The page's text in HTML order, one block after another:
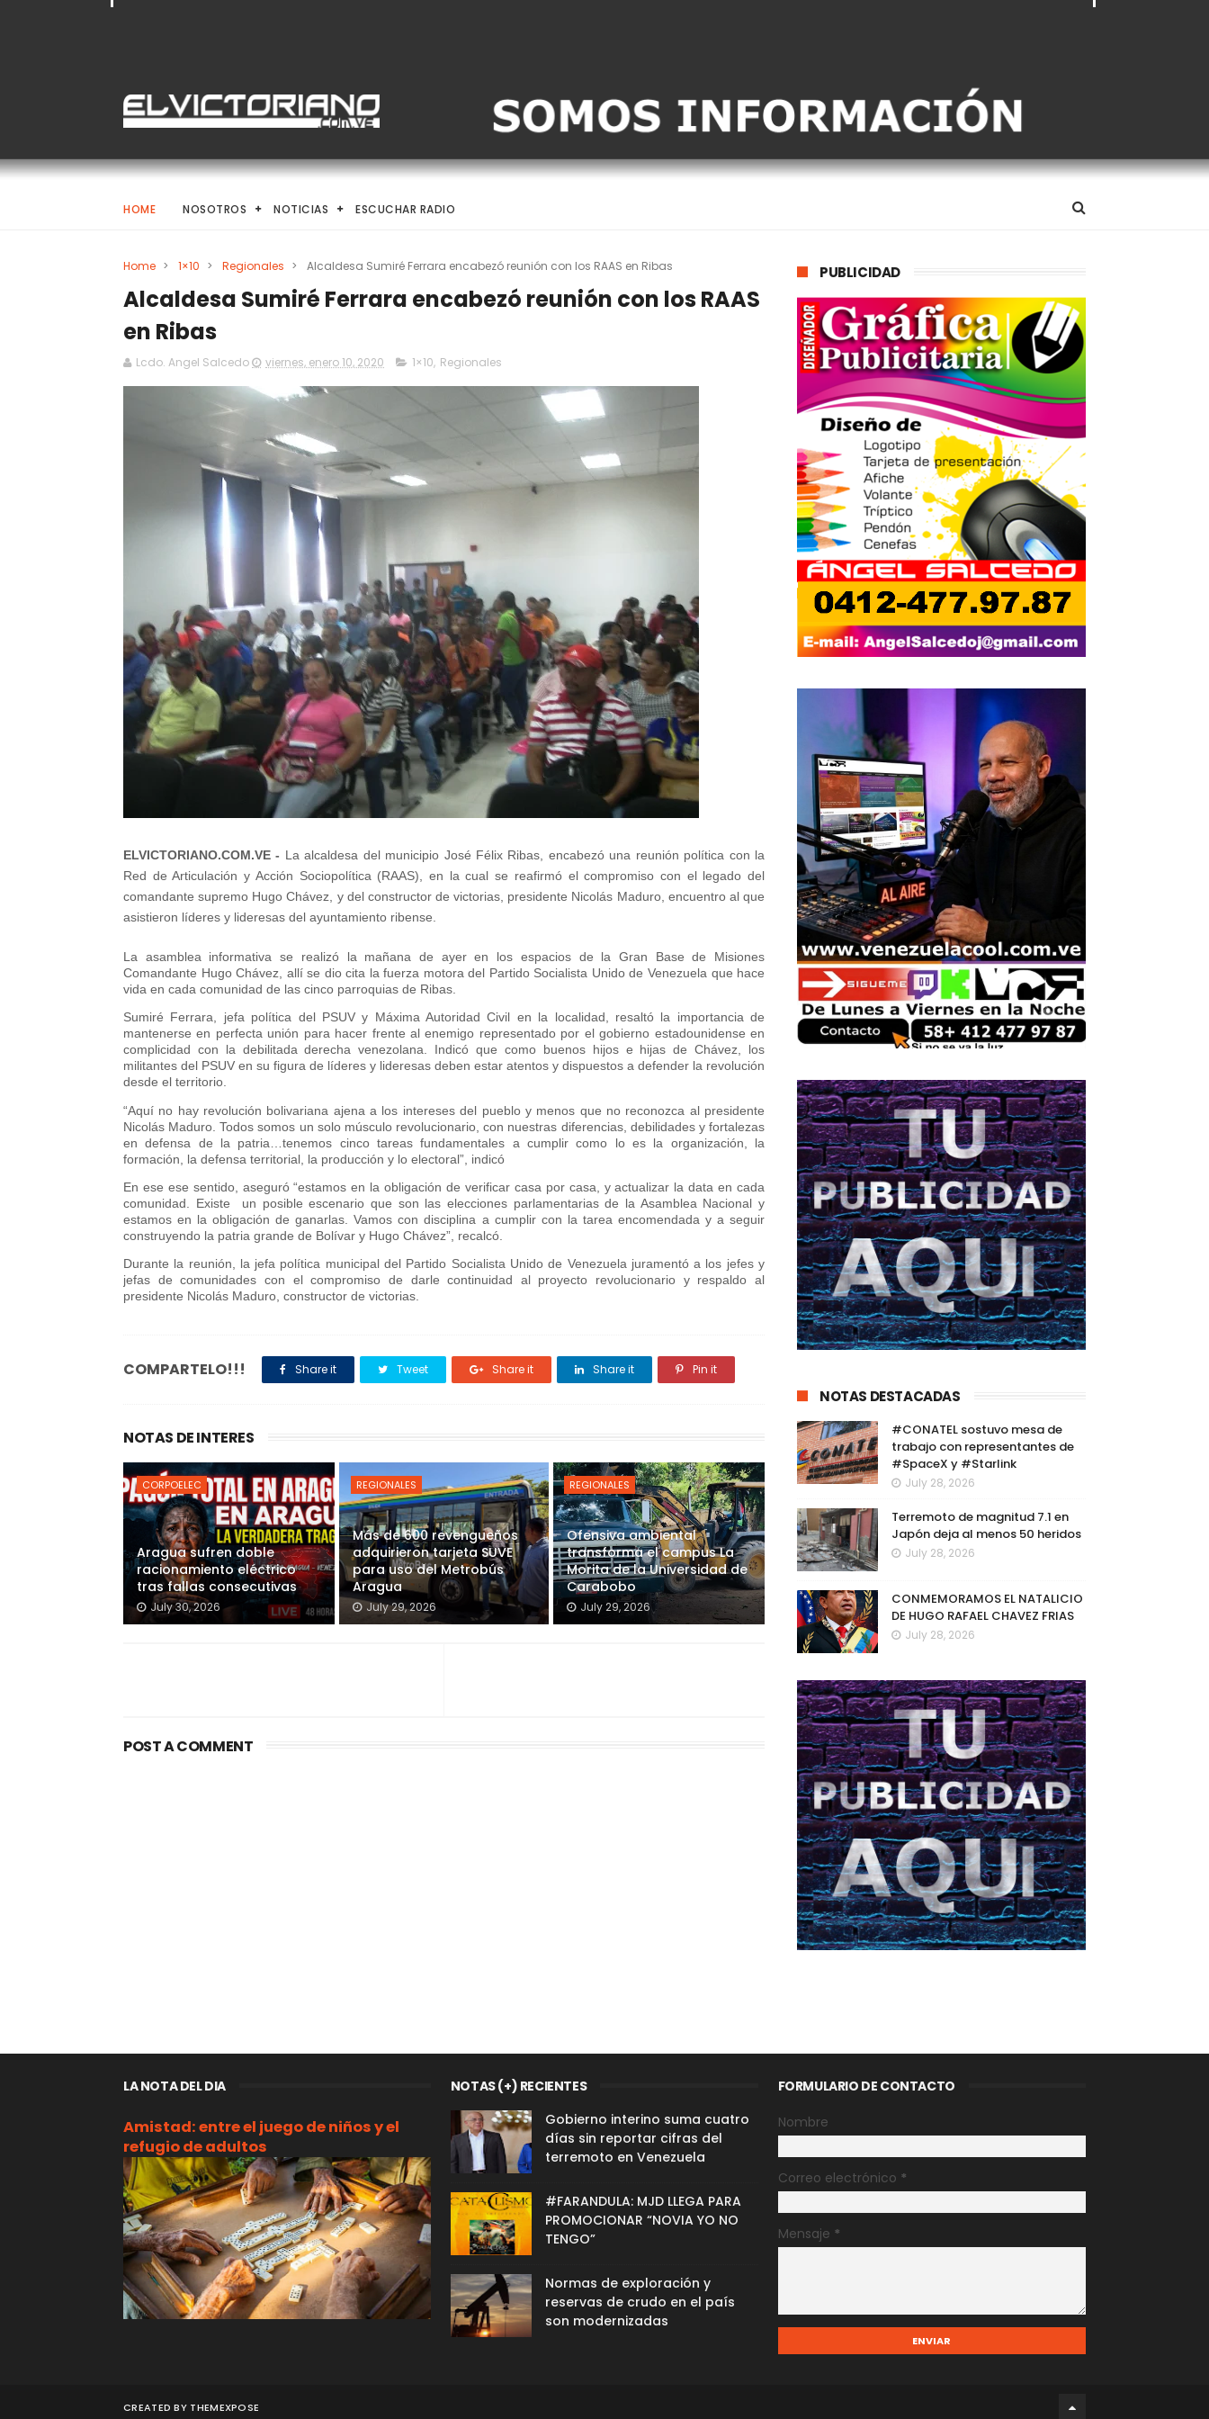
HOME NOSOTROS NOTICIAS ESCUCHAR RADIO
Home > 1×10 > Regionales > Alcaldesa Sumiré Ferrara encabezó reunión con los RAAS en Ribas
Alcaldesa Sumiré Ferrara encabezó reunión con los RAAS
en Ribas
Lcdo. Angel Salcedo viernes, enero 10, 2020 1×10, Regionales
ELVICTORIANO.COM.VE - La alcaldesa del municipio José Félix Ribas, encabezó una reunión política con la
Red de Articulación y Acción Sociopolítica (RAAS), en la cual se reafirmó el compromiso con el legado del
comandante supremo Hugo Chávez, y del constructor de victorias, presidente Nicolás Maduro, encuentro al que
asistieron líderes y lideresas del ayuntamiento ribense.
La asamblea informativa se realizó la mañana de ayer en los espacios de la Gran Base de Misiones
Comandante Hugo Chávez, allí se dio cita la fuerza motora del Partido Socialista Unido de Venezuela que hace
vida en cada comunidad de las cinco parroquias de Ribas.
Sumiré Ferrara, jefa política del PSUV y Máxima Autoridad Civil en la localidad, resaltó la importancia de
mantenerse en perfecta unión para hacer frente al enemigo representado por el gobierno estadounidense en
complicidad con la debilitada derecha venezolana. Indicó que como buenos hijos e hijas de Chávez, los
militantes del PSUV en su figura de líderes y lideresas deben estar atentos y dispuestos a defender la revolución
desde el territorio.
“Aquí no hay revolución bolivariana ajena a los intereses del pueblo y menos que no reconozca al presidente
Nicolás Maduro. Todos somos un solo músculo revolucionario, con nuestras diferencias, debilidades y fortalezas
en defensa de la patria…tenemos cinco tareas fundamentales a cumplir como lo es la organización, la
formación, la defensa territorial, la producción y lo electoral”, indicó
En ese ese sentido, aseguró “estamos en la obligación de verificar casa por casa, y actualizar la data en cada
comunidad. Existe un posible escenario que son las elecciones parlamentarias de la Asamblea Nacional y
estamos en la obligación de ganarlas. Vamos con disciplina a cumplir con la tarea encomendada y a seguir
construyendo la patria grande de Bolívar y Hugo Chávez”, recalcó.
Durante la reunión, la jefa política municipal del Partido Socialista Unido de Venezuela juramentó a los jefes y
jefas de comunidades con el compromiso de darle continuidad al proyecto revolucionario y respaldo al
presidente Nicolás Maduro, constructor de victorias.
COMPARTELO!!! Share it Tweet Share it Share it Pin it
NOTAS DE INTERES
CORPOELEC
Aragua sufren doble
racionamiento eléctrico
tras fallas consecutivas
July 30, 2026
REGIONALES
Más de 600 revengueños
adquirieron tarjeta SUVE
para uso del Metrobús
Aragua
July 29, 2026
REGIONALES
Ofensiva ambiental
transforma el campus La
Morita de la Universidad de
Carabobo
July 29, 2026
POST A COMMENT
PUBLICIDAD
NOTAS DESTACADAS
#CONATEL sostuvo mesa de
trabajo con representantes de
#SpaceX y #Starlink
July 28, 2026
Terremoto de magnitud 7.1 en
Japón deja al menos 50 heridos
July 28, 2026
CONMEMORAMOS EL NATALICIO
DE HUGO RAFAEL CHAVEZ FRIAS
July 28, 2026
LA NOTA DEL DIA
Amistad: entre el juego de niños y el
refugio de adultos
NOTAS (+) RECIENTES
Gobierno interino suma cuatro
días sin reportar cifras del
terremoto en Venezuela
#FARANDULA: MJD LLEGA PARA
PROMOCIONAR “NOVIA YO NO
TENGO”
Normas de exploración y
reservas de crudo en el país
son modernizadas
FORMULARIO DE CONTACTO
Nombre
Correo electrónico *
Mensaje *
CREATED BY THEMEXPOSE